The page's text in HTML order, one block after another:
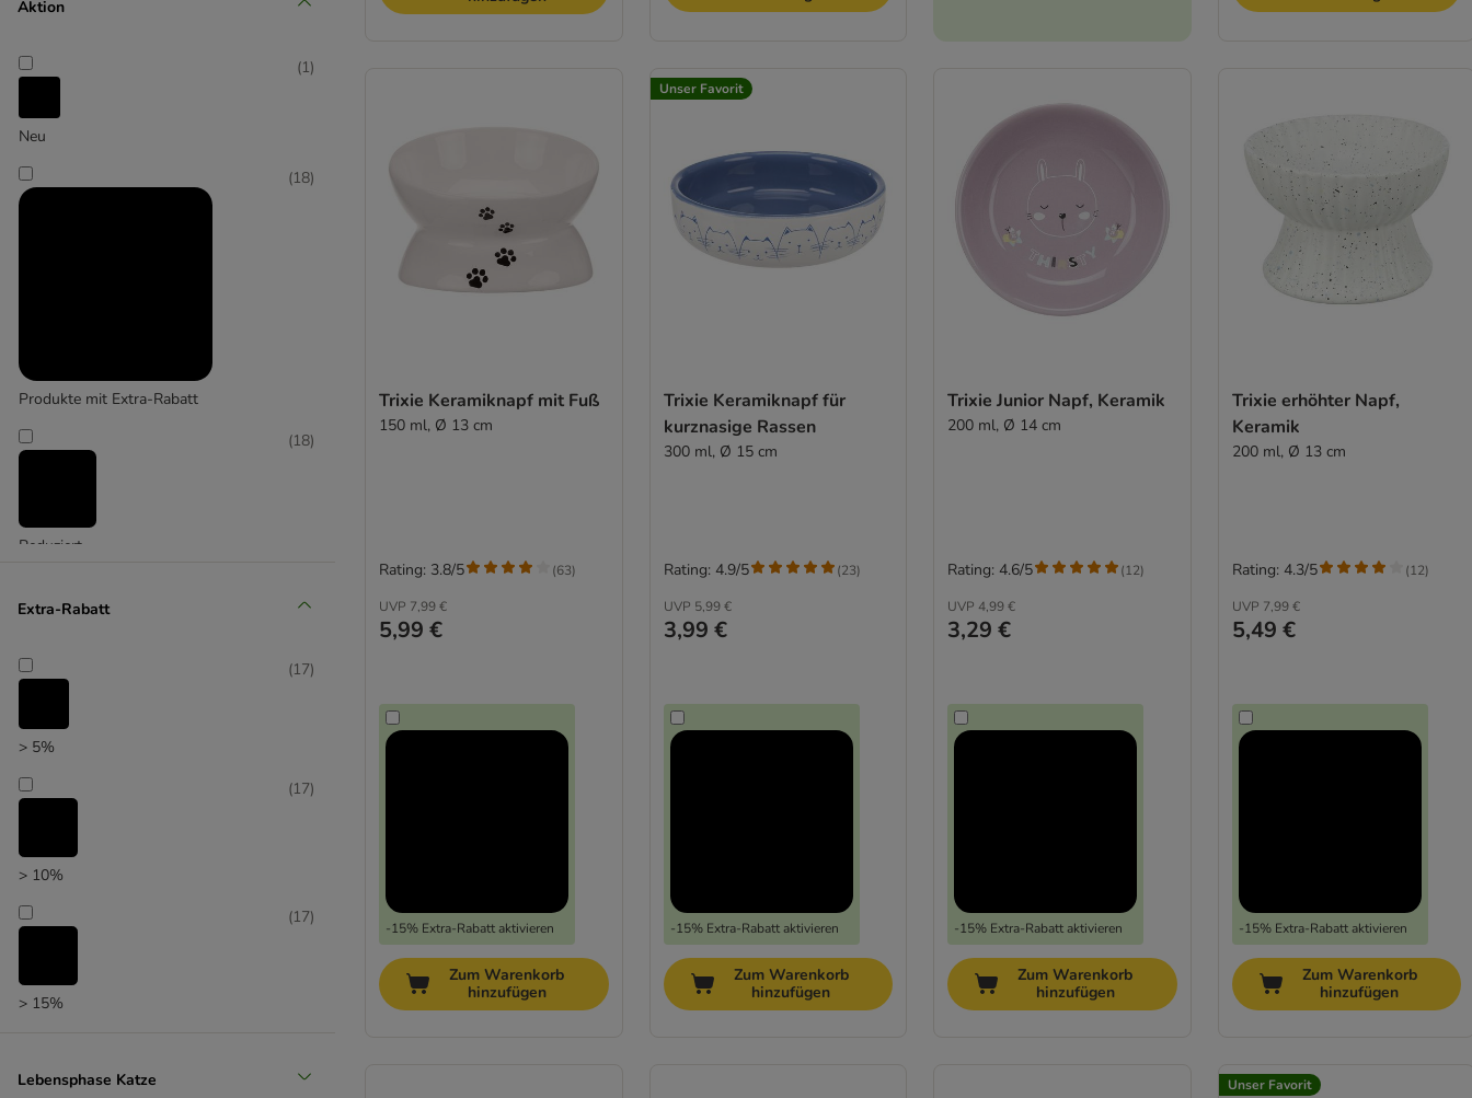
TIAKI
Zoomtopia
Aktion
Neu
(1)
Produkte mit Extra-Rabatt
(18)
Reduziert
(18)
Unser Favorit
Extra-Rabatt
> 5%
(17)
> 10%
(17)
> 15%
(17)
Lebensphase Katze
Trixie Keramiknapf mit Fuß
150 ml, Ø 13 cm
UVP 7,99 €
5,99 €
-15% Extra-Rabatt aktivieren
Rating: 3.8/5 (63)
Zum Warenkorb
hinzufügen
Unser Favorit
Trixie Keramiknapf für
kurznasige Rassen
300 ml, Ø 15 cm
UVP 5,99 €
3,99 €
-15% Extra-Rabatt aktivieren
Rating: 4.9/5 (23)
Zum Warenkorb
hinzufügen
Trixie Junior Napf, Keramik
200 ml, Ø 14 cm
UVP 4,99 €
3,29 €
-15% Extra-Rabatt aktivieren
Rating: 4.6/5 (12)
Zum Warenkorb
hinzufügen
Trixie erhöhter Napf,
Keramik
200 ml, Ø 13 cm
UVP 7,99 €
5,49 €
-15% Extra-Rabatt aktivieren
Rating: 4.3/5 (12)
Zum Warenkorb
hinzufügen
Unser Favorit